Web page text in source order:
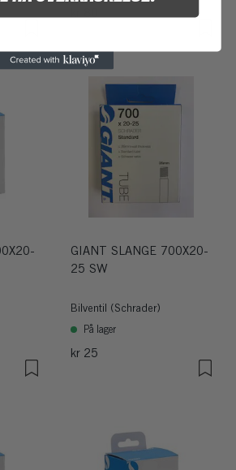
GIANT SLANGE 700X20-
25 SW
Bilventil (Schrader)
På lager
kr 25